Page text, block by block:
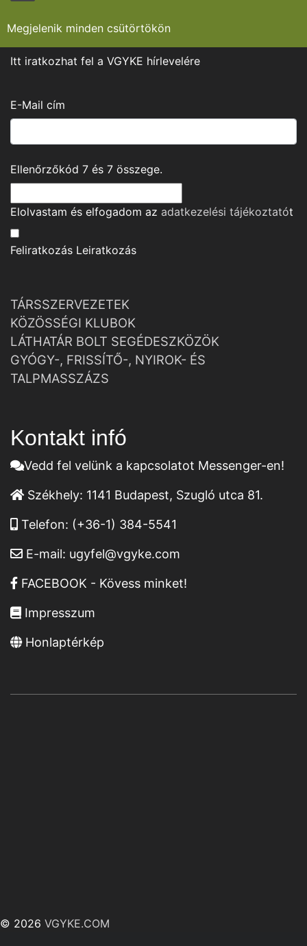
Megjelenik minden csütörtökön
Itt iratkozhat fel a VGYKE hírlevelére
E-Mail cím
Ellenőrzőkód 7 és 7 összege.
Elolvastam és elfogadom az adatkezelési tájékoztatót
Feliratkozás Leiratkozás
TÁRSSZERVEZETEK
KÖZÖSSÉGI KLUBOK
LÁTHATÁR BOLT SEGÉDESZKÖZÖK
GYÓGY-, FRISSÍTŐ-, NYIROK- ÉS
TALPMASSZÁZS
Kontakt infó
Vedd fel velünk a kapcsolatot Messenger-en!
Székhely: 1141 Budapest, Szugló utca 81.
Telefon: (+36-1) 384-5541
E-mail: ugyfel@vgyke.com
FACEBOOK - Kövess minket!
Impresszum
Honlaptérkép
© 2026 VGYKE.COM